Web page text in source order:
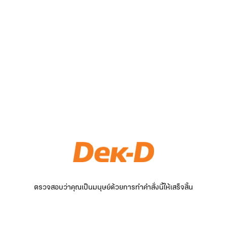
ตรวจสอบว่าคุณเป็นมนุษย์ด้วยการทำคำสั่งนี้ให้เสร็จสิ้น